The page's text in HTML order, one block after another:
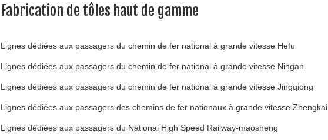
Fabrication de tôles haut de gamme
Lignes dédiées aux passagers du chemin de fer national à grande vitesse Hefu
Lignes dédiées aux passagers du chemin de fer national à grande vitesse Ningan
Lignes dédiées aux passagers du chemin de fer national à grande vitesse Jingqiong
Lignes dédiées aux passagers des chemins de fer nationaux à grande vitesse Zhengkai
Lignes dédiées aux passagers du National High Speed ​​Railway-maosheng